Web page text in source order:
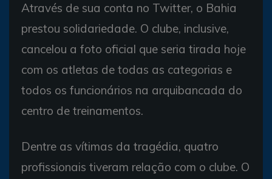
Através de sua conta no Twitter, o Bahia
prestou solidariedade. O clube, inclusive,
cancelou a foto oficial que seria tirada hoje
com os atletas de todas as categorias e
todos os funcionários na arquibancada do
centro de treinamentos.
Dentre as vítimas da tragédia, quatro
profissionais tiveram relação com o clube. O